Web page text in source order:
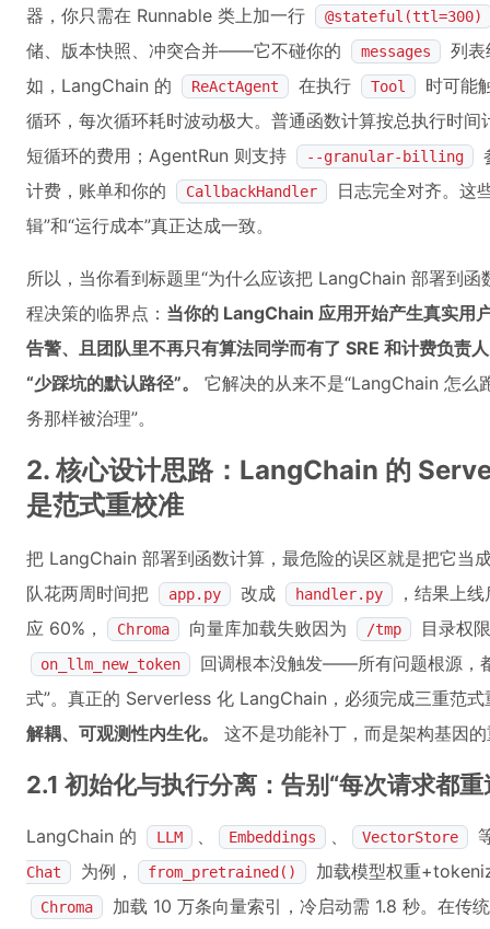
器，你只需在 Runnable 类上加一行
@stateful(ttl=300)
储、版本快照、冲突合并——它不碰你的 messages
列表
如，LangChain 的
ReActAgent 在执行 Tool
时可能
循环，每次循环耗时波动极大。普通函数计算按总执行时
短循环的费用；AgentRun 则支持
--granular-billing
计费，账单和你的
CallbackHandler
日志完全对齐。这
辑”和“运行成本”真正达成一致。
所以，当你看到标题里“为什么应该把 LangChain 部署到
程决策的临界点： 当你的 LangChain 应用开始产生真实用
告警、且团队里不再只有算法同学而有了 SRE 和计费负责
“少踩坑的默认路径”。
它解决的从来不是“LangChain 怎么
务那样被治理”。
2. 核心设计思路：LangChain 的
是范式重校准
把 LangChain 部署到函数计算，最危险的误区就是把它当
队花两周时间把
app.py 改成 handler.py
，结果上
应 60%，
Chroma 向量库加载失败因为 /tmp 目录权
on_llm_new_token
回调根本没触发——所有问题根源，
式”。真正的 Serverless 化 LangChain，必须完成三重范式
解耦、可观测性内生化。
这不是功能补丁，而是架构基因
2.1 初始化与执行分离：告别“每次请求都重
LangChain 的 LLM 、 Embeddings 、 VectorStore
Chat 为例， from_pretrained() 加载模型权重
Chroma 加载 10 万条向量索引，冷启动需 1.8 秒。在传